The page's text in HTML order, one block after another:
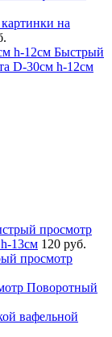
на
Быстрый
D-30см h-12см
просмотр
13см 120 руб.
просмотр
Поворотный